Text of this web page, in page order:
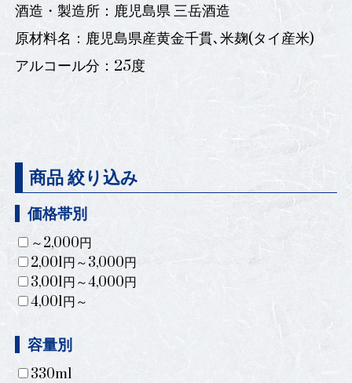
酒造・製造所：鹿児島県 三岳酒造
原材料名：鹿児島県産黄金千貫､米麹(タイ産米)
アルコール分：25度
商品 絞り込み
価格帯別
～2,000円
2,001円～3,000円
3,001円～4,000円
4,001円～
容量別
330ml